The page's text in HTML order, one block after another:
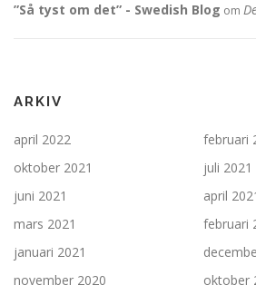
”Så tyst om det” - Swedish Blog om
ARKIV
april 2022
februari
oktober 2021
juli 2021
juni 2021
april
mars 2021
februari
januari 2021
november 2020
oktober